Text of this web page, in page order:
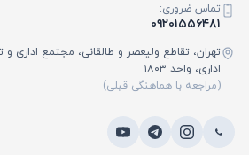
تماس ضروری:
۰۹۲۰۱۵۵۶۴۸۱
تهران، تقاطع ولیعصر و طالقانی، مجتمع اداری
اداری، واحد ۱۸۰۳
(مراجعه با هماهنگی قبلی)